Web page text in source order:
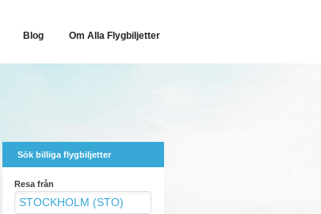
Blog Om Alla Flygbiljetter
Sök billiga flygbiljetter
Resa från